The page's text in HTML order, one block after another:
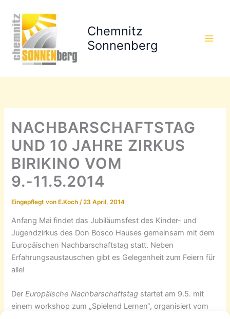
Inhalt
springen
Chemnitz
Sonnenberg
NACHBARSCHAFTSTAG
UND 10 JAHRE ZIRKUS
BIRIKINO VOM
9.-11.5.2014
Eingepflegt von E.Koch/23 April, 2014
Anfang Mai findet das Jubiläumsfest des Kinder- und
Jugendzirkus des Don Bosco Hauses gemeinsam mit dem
Europäischen Nachbarschaftstag statt. Neben
Erfahrungsaustauschen gibt es Gelegenheit zum Feiern für
alle!
DerEuropäische Nachbarschaftstag startet am 9.5. mit
einem workshop zum „Spielend Lernen“, organisiert vom